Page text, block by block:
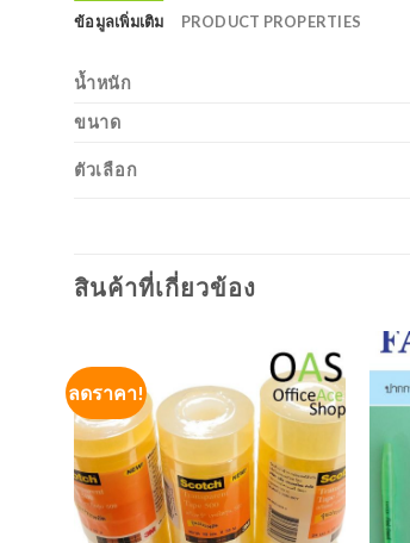
ข้อมูลเพิ่มเติม PRODUCT PROPERTIES
น้ำหนัก
ขนาด
ตัวเลือก
สินค้าที่เกี่ยวข้อง
ลดราคา!